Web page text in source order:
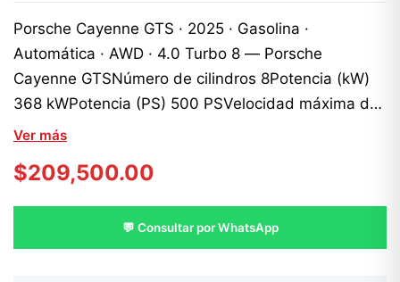
Porsche Cayenne GTS · 2025 · Gasolina ·
Automática · AWD · 4.0 Turbo 8 — Porsche
Cayenne GTSNúmero de cilindros 8Potencia (kW)
368 kWPotencia (PS) 500 PSVelocidad máxima del
motor 6,800 1/minMáx. esfuerzo de torsión 660
kW/lMáxima producción por litro (PS/l) 125.00
PS/lSistema de sonido envolvente BOSE®Asientos
deportivos delanteros con reposacabezas
integrados (8 posiciones, eléctricos)- Centros de
Ver más
$209,500.00
💬 Consultar por WhatsApp